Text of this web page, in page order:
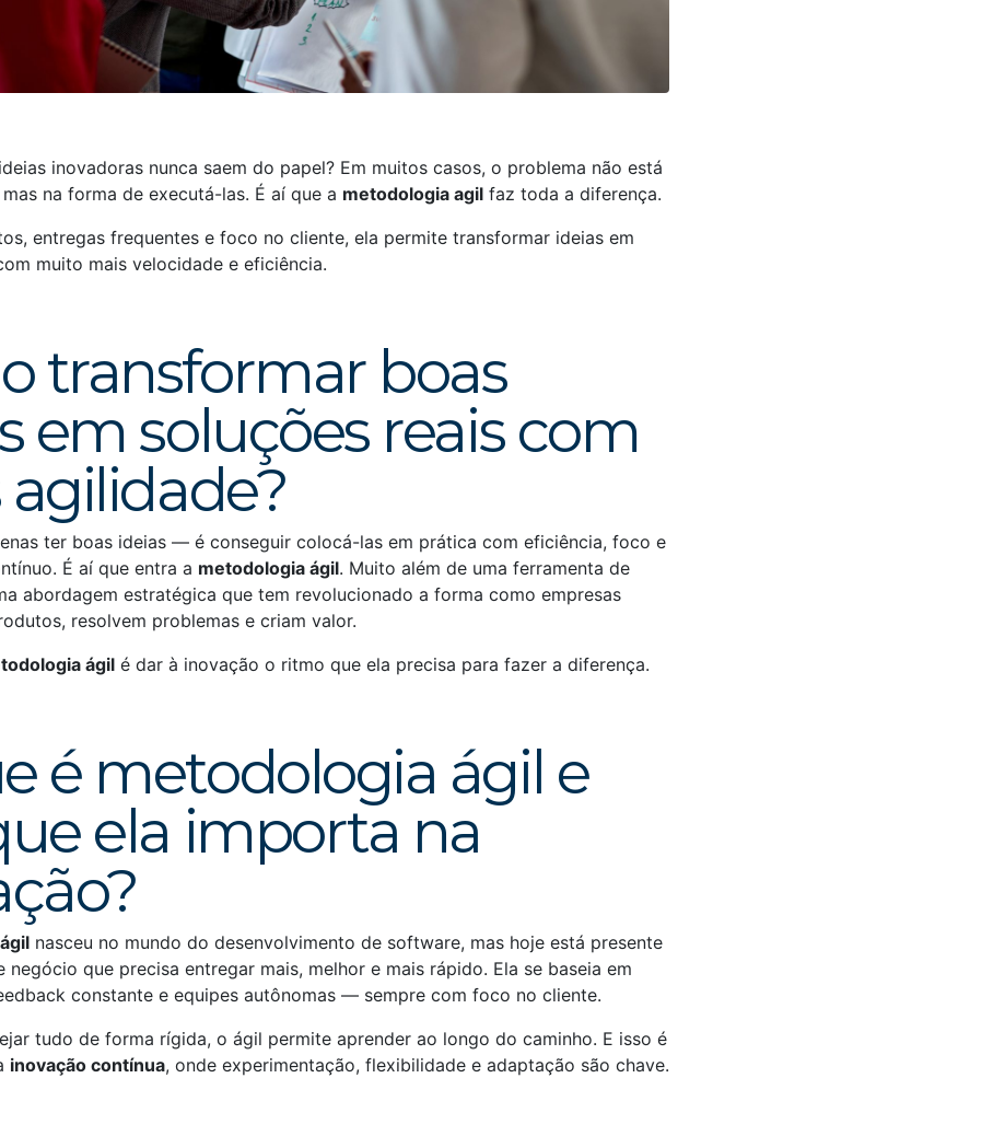
inovadoras nunca saem do papel? Em muitos casos, o problema não está
na forma de executá-las. É aí que a metodologia agil faz toda a diferença.
entregas frequentes e foco no cliente, ela permite transformar ideias em
muito mais velocidade e eficiência.
transformar boas
em soluções reais com
agilidade?
ter boas ideias — é conseguir colocá-las em prática com eficiência, foco e
É aí que entra a metodologia ágil. Muito além de uma ferramenta de
abordagem estratégica que tem revolucionado a forma como empresas
resolvem problemas e criam valor.
ágil é dar à inovação o ritmo que ela precisa para fazer a diferença.
é metodologia ágil e
ela importa na
nasceu no mundo do desenvolvimento de software, mas hoje está presente
que precisa entregar mais, melhor e mais rápido. Ela se baseia em
constante e equipes autônomas — sempre com foco no cliente.
tudo de forma rígida, o ágil permite aprender ao longo do caminho. E isso é
inovação contínua, onde experimentação, flexibilidade e adaptação são chave.